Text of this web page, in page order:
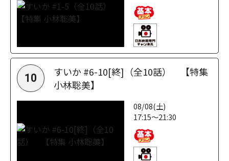
10
すいか #6-10[終]（全10話） 【特集
小林聡美】
08/08(土)
17:15～21:30